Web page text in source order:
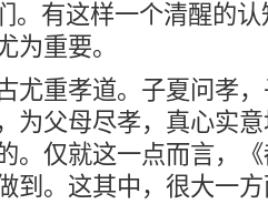
。有这样一个清醒的
为重要。
重孝道。子夏问孝，
为父母尽孝，真心实
。仅就这一点而言，
到。这其中，很大一